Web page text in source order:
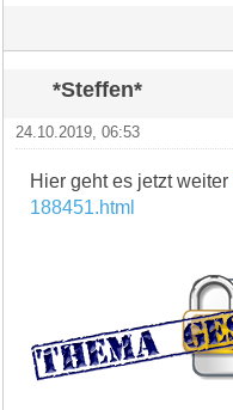
*Steffen*
24.10.2019, 06:53
Hier geht es jetzt weiter
188451.html